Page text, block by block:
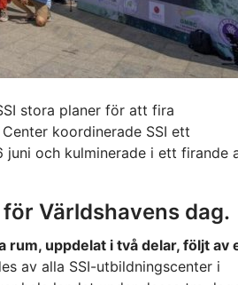
stora planer för att fira
koordinerade SSI ett
juni och kulminerade i ett firande
Världshavens dag.
rum, uppdelat i två delar, följt av
av alla SSI-utbildningscenter i